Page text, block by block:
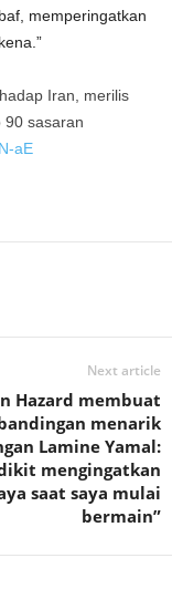
memperingatkan
Iran, merilis
90 sasaran
aE
Next article
Hazard membuat
menarik
Lamine Yamal:
mengingatkan
saat saya mulai
bermain”